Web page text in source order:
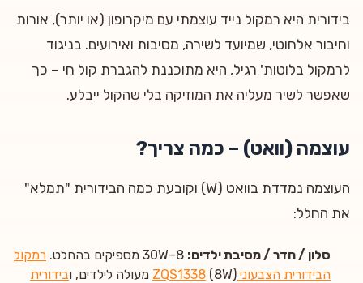
בידורית היא רמקול נייד עוצמתי עם מיקרופון (או יותר), אורות
וחיבור אלחוטי, שמיועד לשירה, מסיבות ואירועים. בניגוד
לרמקול בלוטות' רגיל, היא מתוכננת להגברת קול חי – כך
שאפשר לשיר מעליה את המוזיקה בלי שהקול ייבלע.
עוצמה (וואט) – כמה צריך?
העוצמה נמדדת בוואט (W) וקובעת כמה הבידורית "תמלא"
את החלל:
סלון / חדר / מסיבת ילדים:
רמקול
הבידורית הצבעוני ZQS1338 (8W) מעולה לילדים, ו
בידורית